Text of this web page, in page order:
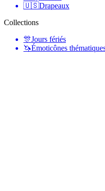
🇺🇸Drapeaux
Collections
🎊Jours fériés
🦄Émoticônes